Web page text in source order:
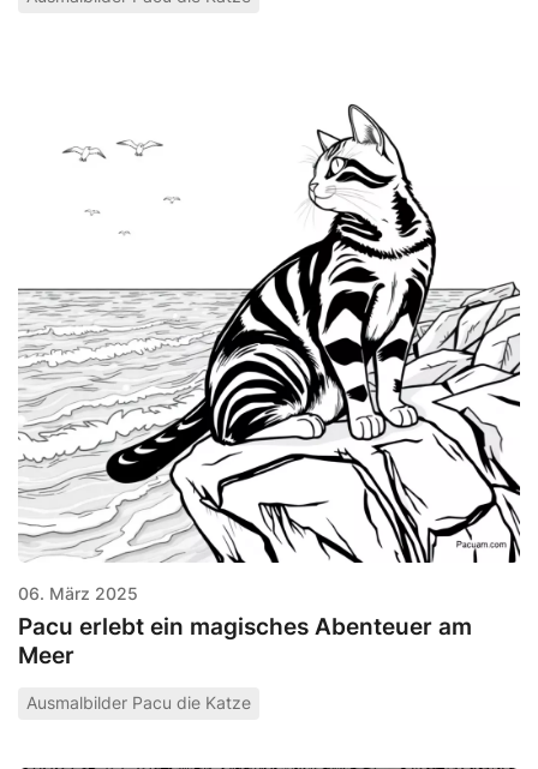
06. März 2025
Pacu erlebt ein magisches Abenteuer am
Meer
Ausmalbilder Pacu die Katze